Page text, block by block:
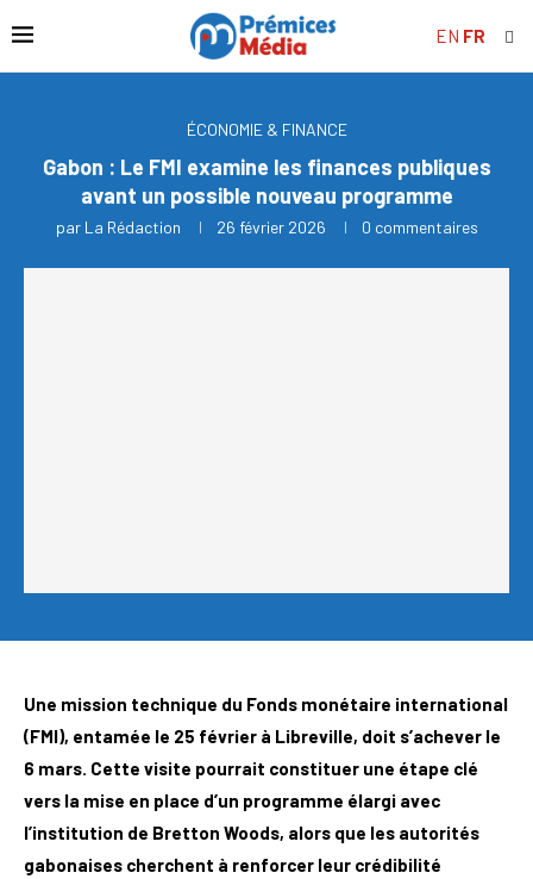
EN FR
ÉCONOMIE & FINANCE
Gabon : Le FMI examine les finances publiques
avant un possible nouveau programme
par La Rédaction 26 février 2026 0 commentaires
Une mission technique du Fonds monétaire international
(FMI), entamée le 25 février à Libreville, doit s’achever le
6 mars. Cette visite pourrait constituer une étape clé
vers la mise en place d’un programme élargi avec
l’institution de Bretton Woods, alors que les autorités
gabonaises cherchent à renforcer leur crédibilité